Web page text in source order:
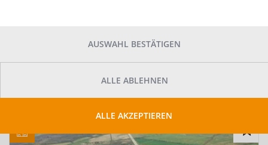
SUCHE ANPASSEN
Kartenansicht
AUSWAHL BESTÄTIGEN
ALLE ABLEHNEN
ALLE AKZEPTIEREN